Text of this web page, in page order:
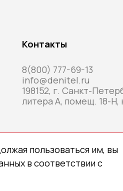
Контакты
8(800) 777-69-13
info@denitel.ru
198152, г. Санкт-
литера А, помещ. 18-Н,
пользоваться им, вы
в соответствии с